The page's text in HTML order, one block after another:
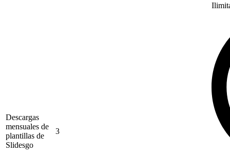
Descargas
mensuales de
plantillas de
Slidesgo
3